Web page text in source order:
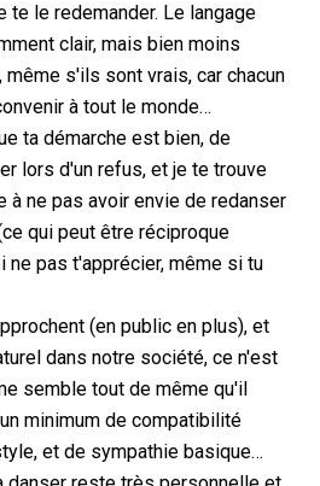
te le redemander. Le langage
clair, mais bien moins
s'ils sont vrais, car chacun
à tout le monde…
ta démarche est bien, de
lors d'un refus, et je te trouve
ne pas avoir envie de redanser
qui peut être réciproque
ne pas t'apprécier, même si tu
(en public en plus), et
dans notre société, ce n'est
semble tout de même qu'il
minimum de compatibilité
et de sympathie basique…